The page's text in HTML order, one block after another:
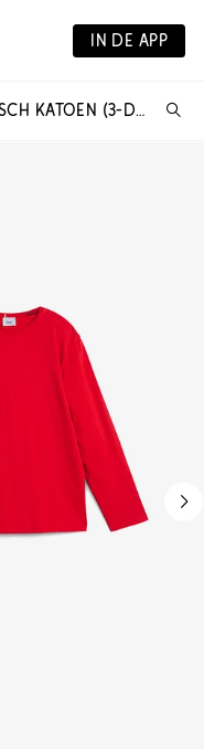
IN DE APP
KINDER PYJAMA VAN BIOLOGISCH KATOEN (3-DLG. SET)